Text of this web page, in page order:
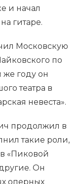
и начал
гитаре.
Московскую
по
же году он
театра в
невеста».
продолжил в
такие роли,
«Пиковой
Он
оперных